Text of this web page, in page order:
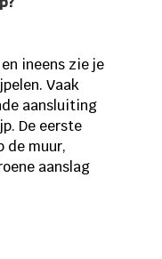
ineens zie je
Vaak
aansluiting
De eerste
de muur,
aanslag